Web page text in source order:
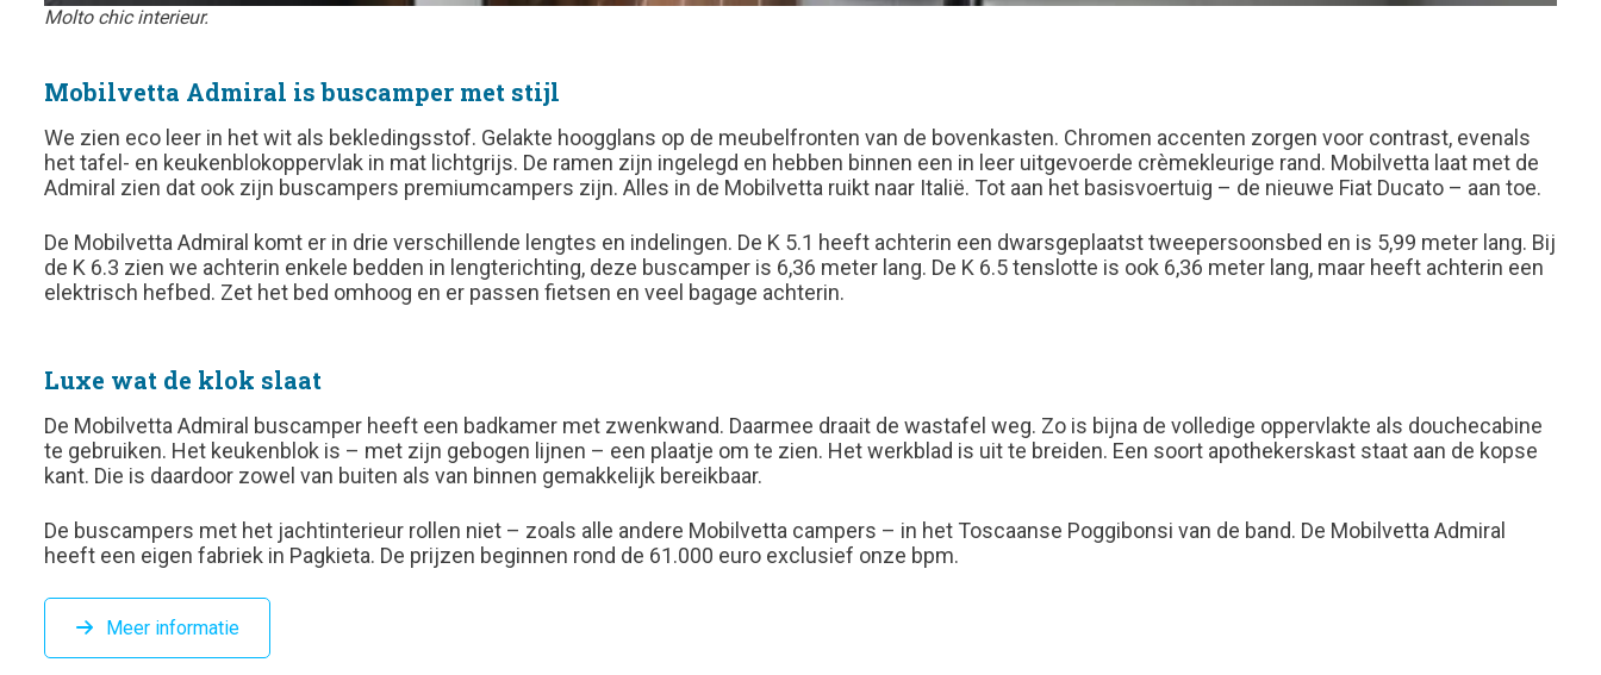
Molto chic interieur.
Mobilvetta Admiral is buscamper met stijl
We zien eco leer in het wit als bekledingsstof. Gelakte hoogglans op de meubelfronten van de bovenkasten. Chromen accenten zorgen voor contrast, evenals
het tafel- en keukenblokoppervlak in mat lichtgrijs. De ramen zijn ingelegd en hebben binnen een in leer uitgevoerde crèmekleurige rand. Mobilvetta laat met de
Admiral zien dat ook zijn buscampers premiumcampers zijn. Alles in de Mobilvetta ruikt naar Italië. Tot aan het basisvoertuig – de nieuwe Fiat Ducato – aan toe.
De Mobilvetta Admiral komt er in drie verschillende lengtes en indelingen. De K 5.1 heeft achterin een dwarsgeplaatst tweepersoonsbed en is 5,99 meter lang. Bij
de K 6.3 zien we achterin enkele bedden in lengterichting, deze buscamper is 6,36 meter lang. De K 6.5 tenslotte is ook 6,36 meter lang, maar heeft achterin een
elektrisch hefbed. Zet het bed omhoog en er passen fietsen en veel bagage achterin.
Luxe wat de klok slaat
De Mobilvetta Admiral buscamper heeft een badkamer met zwenkwand. Daarmee draait de wastafel weg. Zo is bijna de volledige oppervlakte als douchecabine
te gebruiken. Het keukenblok is – met zijn gebogen lijnen – een plaatje om te zien. Het werkblad is uit te breiden. Een soort apothekerskast staat aan de kopse
kant. Die is daardoor zowel van buiten als van binnen gemakkelijk bereikbaar.
De buscampers met het jachtinterieur rollen niet – zoals alle andere Mobilvetta campers – in het Toscaanse Poggibonsi van de band. De Mobilvetta Admiral
heeft een eigen fabriek in Pagkieta. De prijzen beginnen rond de 61.000 euro exclusief onze bpm.
Meer informatie